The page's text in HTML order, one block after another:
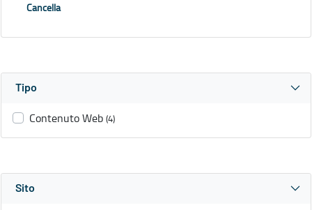
Cancella
Tipo
Contenuto Web (4)
Sito